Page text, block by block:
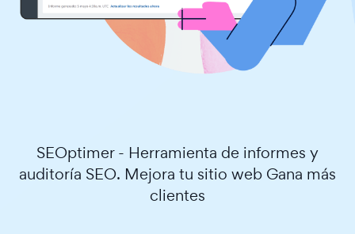
SEOptimer - Herramienta de informes y
auditoría SEO. Mejora tu sitio web Gana más
clientes